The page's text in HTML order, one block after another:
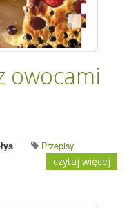
owocami
Przepisy
czytaj więcej